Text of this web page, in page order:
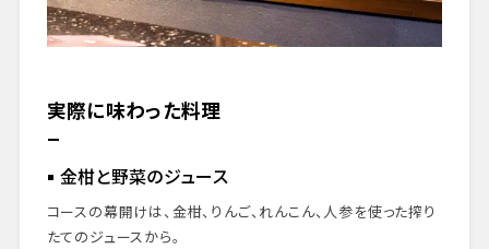
実際に味わった料理
金柑と野菜のジュース
コースの幕開けは、金柑、りんご、れんこん、人参を使った搾り
たてのジュースから。